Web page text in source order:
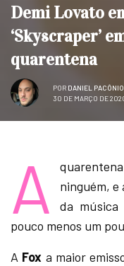
Demi Lovato
‘Skyscraper’
quarentena
POR DANIEL PACÔNIO
30 DE MARÇO DE
A
ninguém, e
da
pouco menos um
A Fox a maior